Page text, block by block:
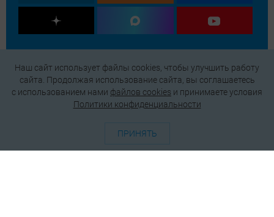
Наш сайт использует файлы cookies, чтобы улучшить работу
сайта. Продолжая использование сайта, вы соглашаетесь
c использованием нами файлов cookies и принимаете условия
Политики конфиденциальности
ПРИНЯТЬ